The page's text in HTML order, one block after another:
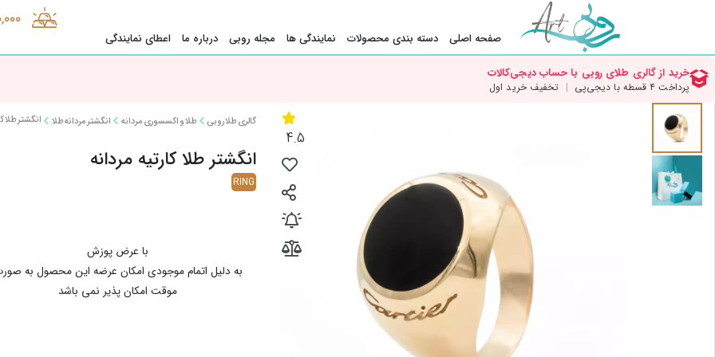
صفحه اصلی دسته بندی محصولات نمایندگی ها مجله روبی درباره ما اعطای نمایندگی
4.5
گالری طلا روبی طلا و اکسسوری مردانه انگشتر مردانه طلا انگشتر طلا
انگشتر طلا کارتیه مردانه
RING
با عرض پوزش
به دلیل اتمام موجودی امکان عرضه این محصول به
موقت امکان پذیر نمی باشد